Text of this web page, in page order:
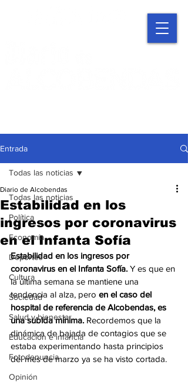
Entrada
Todas las noticias
Política
Economía
Deportes
Cultura
Sociedad
Salud y bienestar
Educación e infancia
Fotodenuncia
Opinión
Todas las noticias
Estabilidad en los
ingresos por coronavirus
en el Infanta Sofía
Diario de Alcobendas
Estabilidad en los ingresos por
coronavirus en el Infanta Sofía. Y es que en
la última semana se mantiene una
tendencia al alza, pero en el caso del
hospital de referencia de Alcobendas, es
una subida mínima. Recordemos que la
dinámica de bajada de contagios que se
estaba experimentando hasta principios
del mes de marzo ya se ha visto cortada.